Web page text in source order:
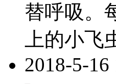
替呼吸。
上的小飞
2018-5-16